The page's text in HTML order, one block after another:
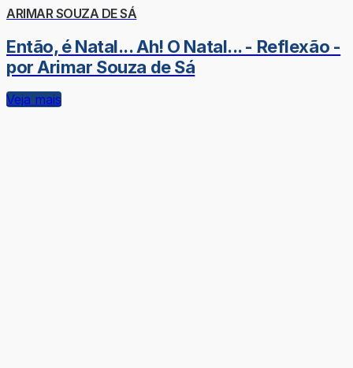
ARIMAR SOUZA DE SÁ
Então, é Natal... Ah! O Natal... - Reflexão -
por Arimar Souza de Sá
Veja mais